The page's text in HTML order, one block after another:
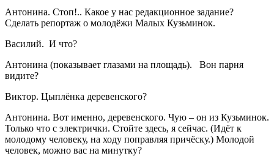
Антонина. Стоп!.. Какое у нас редакционное задание?
Сделать репортаж о молодёжи Малых Кузьминок.
Василий. И что?
Антонина (показывает глазами на площадь). Вон парня
видите?
Виктор. Цыплёнка деревенского?
Антонина. Вот именно, деревенского. Чую – он из Кузьминок.
Только что с электрички. Стойте здесь, я сейчас. (Идёт к
молодому человеку, на ходу поправляя причёску.) Молодой
человек, можно вас на минутку?